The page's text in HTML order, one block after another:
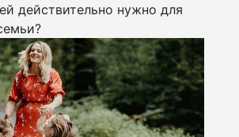
действительно нужно для